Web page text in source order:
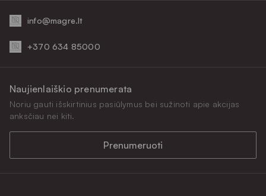
info@magre.lt
+370 634 85000
Naujienlaiškio prenumerata
Noriu gauti išskirtinius pasiūlymus bei sužinoti apie akcijas
anksčiau nei kiti.
Prenumeruoti